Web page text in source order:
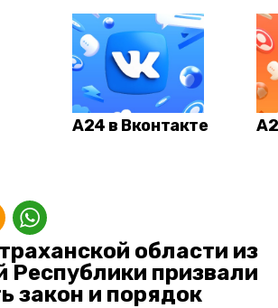
А24 в Вконтакте
области из
Республики призвали
закон и порядок